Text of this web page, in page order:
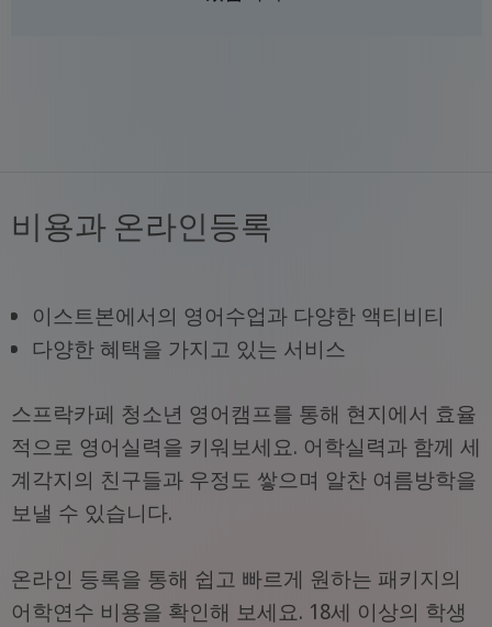
비용과 온라인등록
이스트본에서의 영어수업과 다양한 액티비티
다양한 혜택을 가지고 있는 서비스
스프락카페 청소년 영어캠프를 통해 현지에서 효율
적으로 영어실력을 키워보세요. 어학실력과 함께 세
계각지의 친구들과 우정도 쌓으며 알찬 여름방학을
보낼 수 있습니다.
온라인 등록을 통해 쉽고 빠르게 원하는 패키지의
어학연수 비용을 확인해 보세요. 18세 이상의 학생